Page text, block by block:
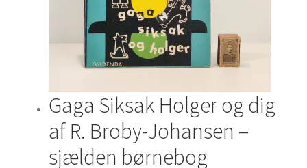
Gaga Siksak Holger og dig
af R. Broby-Johansen –
sjælden børnebog